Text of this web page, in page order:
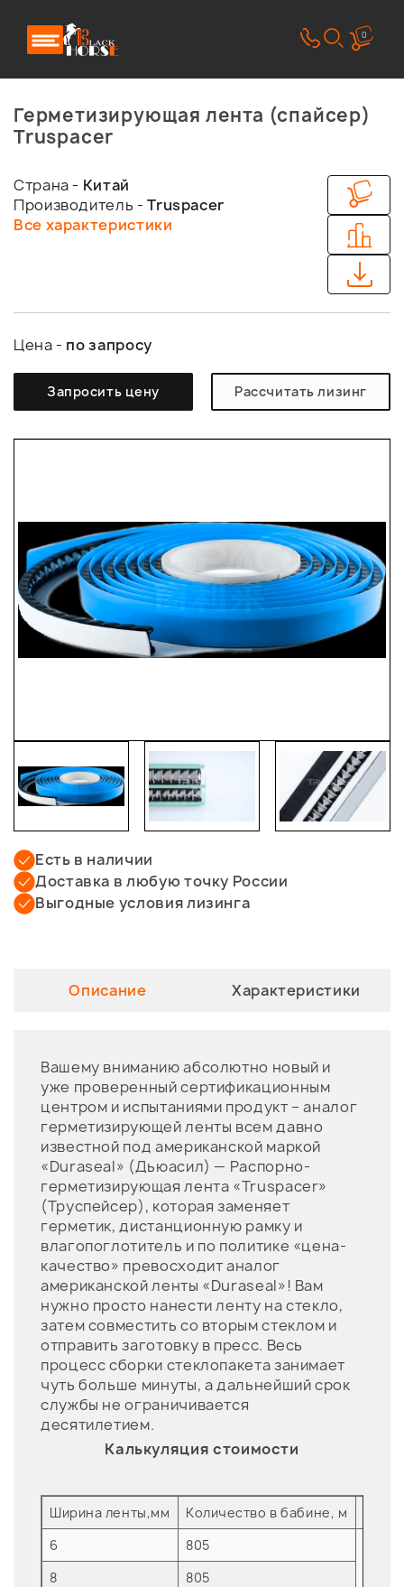
0
Герметизирующая лента (спайсер)
Truspacer
Страна - Китай
Производитель -Truspacer
Все характеристики
Цена - по запросу
Запросить цену Рассчитать лизинг
Есть в наличии
Доставка в любую точку России
Выгодные условия лизинга
Описание Характеристики
Вашему вниманию абсолютно новый и
уже проверенный сертификационным
центром и испытаниями продукт – аналог
герметизирующей ленты всем давно
известной под американской маркой
«Duraseal» (Дьюасил) — Распорно-
герметизирующая лента «Truspacer»
(Труспейсер), которая заменяет
герметик, дистанционную рамку и
влагопоглотитель и по политике «цена-
качество» превосходит аналог
американской ленты «Duraseal»! Вам
нужно просто нанести ленту на стекло,
затем совместить со вторым стеклом и
отправить заготовку в пресс. Весь
процесс сборки стеклопакета занимает
чуть больше минуты, а дальнейший срок
службы не ограничивается
десятилетием.
Калькуляция стоимости
Ширина ленты,мм Количество в бабине, м
6
805
8
805